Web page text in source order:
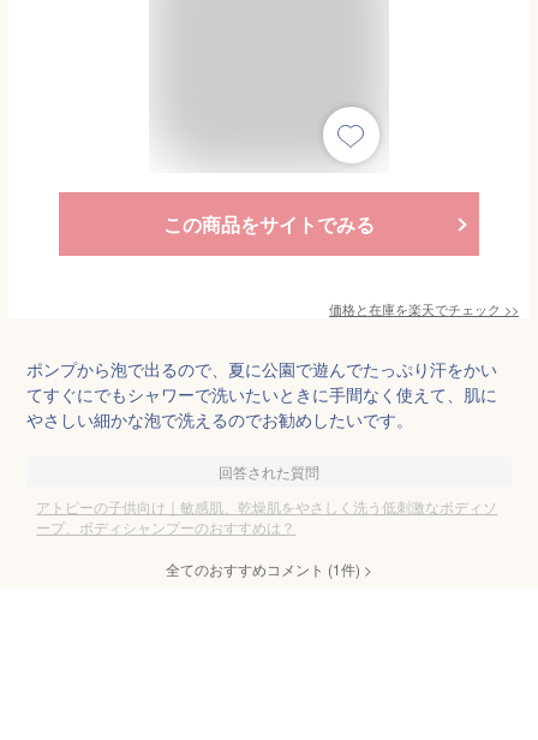
この商品をサイトでみる
価格と在庫を楽天でチェック >>
ポンプから泡で出るので、夏に公園で遊んでたっぷり汗をかい
てすぐにでもシャワーで洗いたいときに手間なく使えて、肌に
やさしい細かな泡で洗えるのでお勧めしたいです。
回答された質問
アトピーの子供向け｜敏感肌、乾燥肌をやさしく洗う低刺激なボディソ
ープ、ボディシャンプーのおすすめは？
全てのおすすめコメント (1件) >